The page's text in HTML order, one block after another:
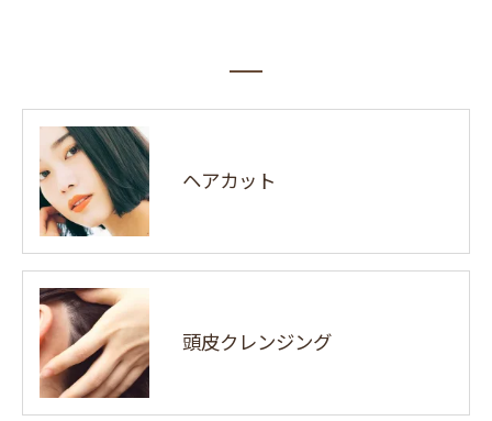
ヘアカット
頭皮クレンジング